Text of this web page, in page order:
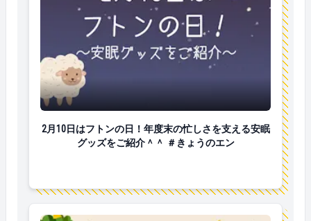
2月10日はフトンの日！年度末の忙しさを支える安眠
2月10日はフトンの日！年度末の忙しさを支える安眠
グッズをご紹介＾＾ ＃きょうのエン